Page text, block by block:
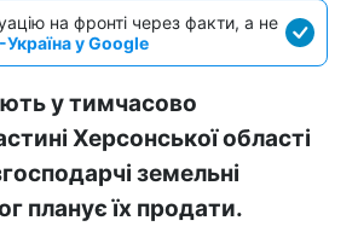
на фронті через факти, а не
у Google
у тимчасово
Херсонської області
земельні
планує їх продати.